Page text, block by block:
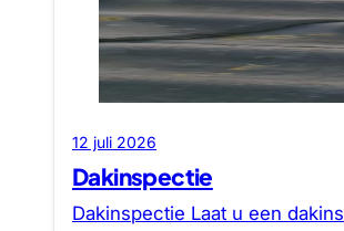
12 juli 2026
Dakinspectie
Dakinspectie Laat u een